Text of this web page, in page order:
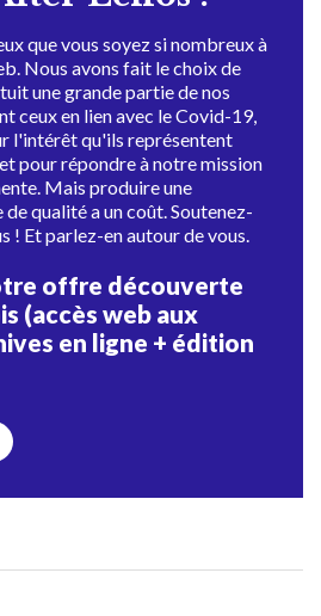
que vous soyez si nombreux à
Nous avons fait le choix de
une grande partie de nos
ceux en lien avec le Covid-19,
l'intérêt qu'ils représentent
pour répondre à notre mission
Mais produire une
qualité a un coût. Soutenez-
! Et parlez-en autour de vous.
offre découverte
(accès web aux
en ligne + édition